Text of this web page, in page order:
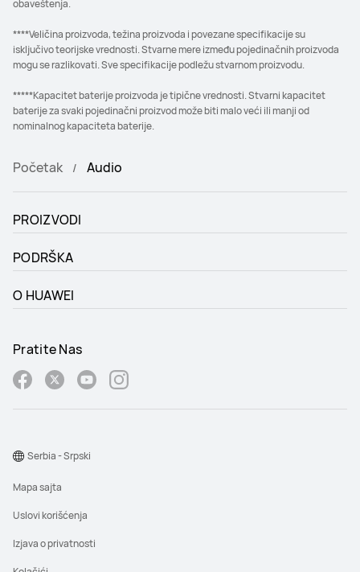
obaveštenja.
****Veličina proizvoda, težina proizvoda i povezane specifikacije su
isključivo teorijske vrednosti. Stvarne mere između pojedinačnih proizvoda
mogu se razlikovati. Sve specifikacije podležu stvarnom proizvodu.
*****Kapacitet baterije proizvoda je tipične vrednosti. Stvarni kapacitet
baterije za svaki pojedinačni proizvod može biti malo veći ili manji od
nominalnog kapaciteta baterije.
Početak Audio
PROIZVODI
PODRŠKA
O HUAWEI
Pratite Nas
Mapa sajta
Uslovi korišćenja
Izjava o privatnosti
Serbia - Srpski